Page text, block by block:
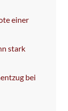
einer
stark
bei